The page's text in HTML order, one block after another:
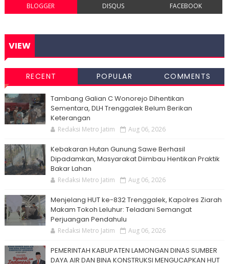
BLOGGER DISQUS FACEBOOK
VIEW
RECENT POPULAR COMMENTS
Tambang Galian C Wonorejo Dihentikan
Sementara, DLH Trenggalek Belum Berikan
Keterangan
Redaksi Metro Jatim Aug 06, 2026
Kebakaran Hutan Gunung Sawe Berhasil
Dipadamkan, Masyarakat Diimbau Hentikan Praktik
Bakar Lahan
Redaksi Metro Jatim Aug 06, 2026
Menjelang HUT ke-832 Trenggalek, Kapolres Ziarah
Makam Tokoh Leluhur: Teladani Semangat
Perjuangan Pendahulu
Redaksi Metro Jatim Aug 06, 2026
PEMERINTAH KABUPATEN LAMONGAN DINAS SUMBER
DAYA AIR DAN BINA KONSTRUKSI MENGUCAPKAN HUT